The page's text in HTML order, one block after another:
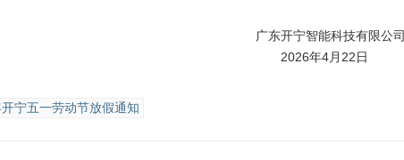
宁智能科技有限公司
年4月22日
宁五一劳动节放假通知